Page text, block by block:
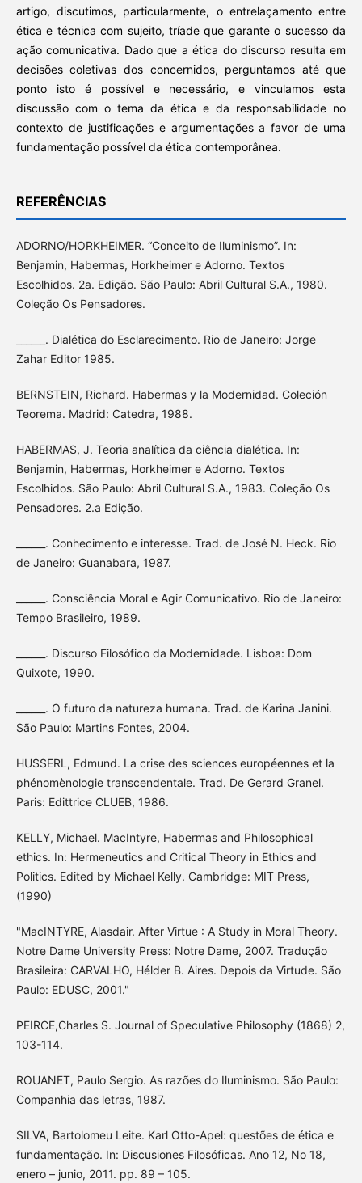
artigo, discutimos, particularmente, o entrelaçamento entre
ética e técnica com sujeito, tríade que garante o sucesso da
ação comunicativa. Dado que a ética do discurso resulta em
decisões coletivas dos concernidos, perguntamos até que
ponto isto é possível e necessário, e vinculamos esta
discussão com o tema da ética e da responsabilidade no
contexto de justificações e argumentações a favor de uma
fundamentação possível da ética contemporânea.
REFERÊNCIAS
ADORNO/HORKHEIMER. “Conceito de Iluminismo”. In:
Benjamin, Habermas, Horkheimer e Adorno. Textos
Escolhidos. 2a. Edição. São Paulo: Abril Cultural S.A., 1980.
Coleção Os Pensadores.
______. Dialética do Esclarecimento. Rio de Janeiro: Jorge
Zahar Editor 1985.
BERNSTEIN, Richard. Habermas y la Modernidad. Coleción
Teorema. Madrid: Catedra, 1988.
HABERMAS, J. Teoria analítica da ciência dialética. In:
Benjamin, Habermas, Horkheimer e Adorno. Textos
Escolhidos. São Paulo: Abril Cultural S.A., 1983. Coleção Os
Pensadores. 2.a Edição.
______. Conhecimento e interesse. Trad. de José N. Heck. Rio
de Janeiro: Guanabara, 1987.
______. Consciência Moral e Agir Comunicativo. Rio de Janeiro:
Tempo Brasileiro, 1989.
______. Discurso Filosófico da Modernidade. Lisboa: Dom
Quixote, 1990.
______. O futuro da natureza humana. Trad. de Karina Janini.
São Paulo: Martins Fontes, 2004.
HUSSERL, Edmund. La crise des sciences européennes et la
phénomènologie transcendentale. Trad. De Gerard Granel.
Paris: Edittrice CLUEB, 1986.
KELLY, Michael. MacIntyre, Habermas and Philosophical
ethics. In: Hermeneutics and Critical Theory in Ethics and
Politics. Edited by Michael Kelly. Cambridge: MIT Press,
(1990)
"MacINTYRE, Alasdair. After Virtue : A Study in Moral Theory.
Notre Dame University Press: Notre Dame, 2007. Tradução
Brasileira: CARVALHO, Hélder B. Aires. Depois da Virtude. São
Paulo: EDUSC, 2001."
PEIRCE,Charles S. Journal of Speculative Philosophy (1868) 2,
103-114.
ROUANET, Paulo Sergio. As razões do Iluminismo. São Paulo:
Companhia das letras, 1987.
SILVA, Bartolomeu Leite. Karl Otto-Apel: questões de ética e
fundamentação. In: Discusiones Filosóficas. Ano 12, No 18,
enero – junio, 2011. pp. 89 – 105.